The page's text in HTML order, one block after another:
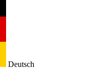
Deutsch